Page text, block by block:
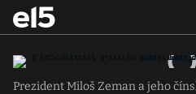
Prezident Miloš Zeman a jeho